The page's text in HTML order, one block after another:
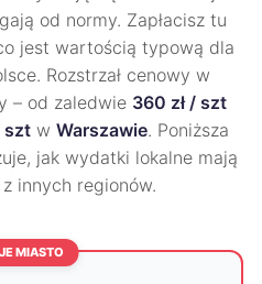
od normy. Zapłacisz tu
jest wartością typową dla
Rozstrzał cenowy w
– od zaledwie 360 zł / szt
szt w Warszawie. Poniższa
jak wydatki lokalne mają
innych regionów.
MIASTO